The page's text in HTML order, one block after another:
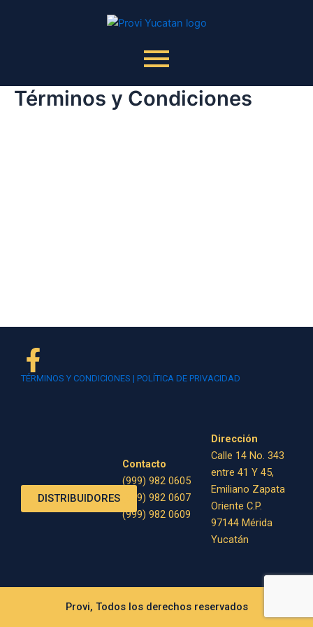
Términos y Condiciones
TÉRMINOS Y CONDICIONES | POLÍTICA DE PRIVACIDAD
DISTRIBUIDORES
Contacto
(999) 982 0605
(999) 982 0607
(999) 982 0609
Dirección
Calle 14 No. 343
entre 41 Y 45,
Emiliano Zapata
Oriente C.P.
97144 Mérida
Yucatán
Provi, Todos los derechos reservados